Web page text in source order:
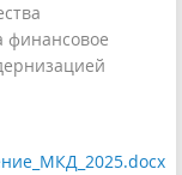
финансовое